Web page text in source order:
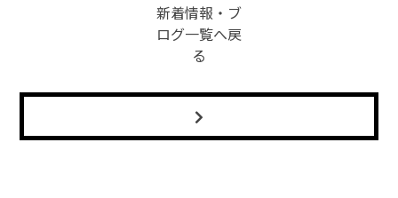
新着情報・ブ
ログ一覧へ戻
る